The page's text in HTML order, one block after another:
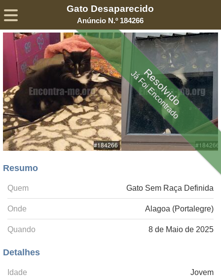
Resolvido
Já Foi Encontrado
Gato Desaparecido
Anúncio N.º 184266
Resumo
Quem Gato Sem Raça Definida
Onde Alagoa (Portalegre)
Quando 8 de Maio de 2025
Detalhes
Idade Jovem
Sobre Declaração de Privacidade Termos de Serviço
©2005-2026 Encontra-me® – Todos os Direitos Reservados